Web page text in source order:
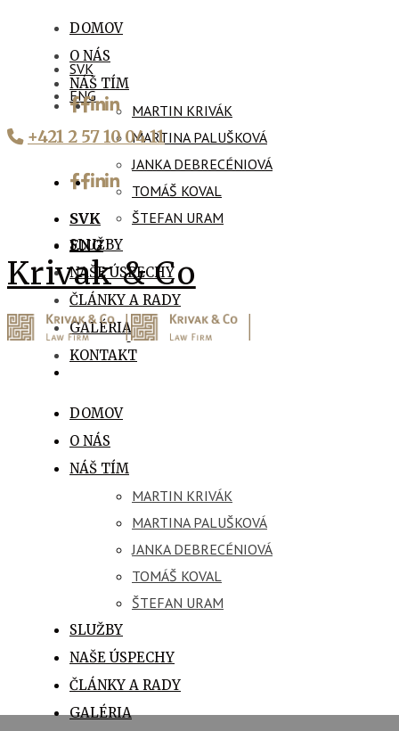
DOMOV
O NÁS
NÁŠ TÍM
MARTIN KRIVÁK
MARTINA PALUŠKOVÁ
JANKA DEBRECÉNIOVÁ
TOMÁŠ KOVAL
ŠTEFAN URAM
SLUŽBY
NAŠE ÚSPECHY
ČLÁNKY A RADY
GALÉRIA
KONTAKT
SVK
ENG
+421 2 57 10 04 11
SVK
ENG
Krivak & Co
DOMOV
O NÁS
NÁŠ TÍM
MARTIN KRIVÁK
MARTINA PALUŠKOVÁ
JANKA DEBRECÉNIOVÁ
TOMÁŠ KOVAL
ŠTEFAN URAM
SLUŽBY
NAŠE ÚSPECHY
ČLÁNKY A RADY
GALÉRIA